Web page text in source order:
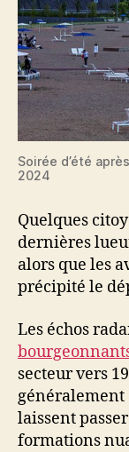
Soirée d’été
2024
Quelques
dernières
alors que les
précipité le
Les échos
secteur vers
généralement
laissent
formations